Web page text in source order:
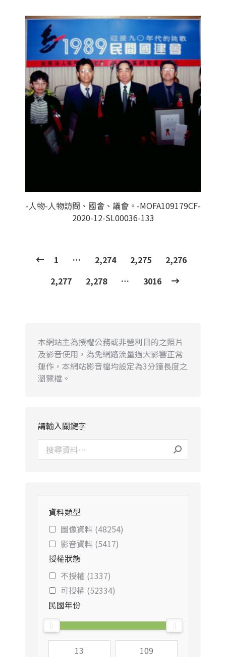
-人物-人物訪問、國會、議會。-MOFA109179CF-
2020-12-SL00036-133
1 … 2,274 2,275
2,276
2,277
2,278 … 3016
本網站主為授權公務或非營利目的之照片
及影音使用，為免網路流量過大影響正常
運作，本網站影音檔均設定為3分鐘長度之
瀏覽檔。
請輸入關鍵字
資料類型
圖像資料 (48254)
影音資料 (5417)
授權狀態
不授權 (1337)
可授權 (52334)
民國年份